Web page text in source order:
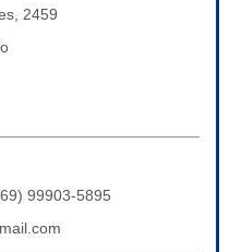
2459
99903-5895